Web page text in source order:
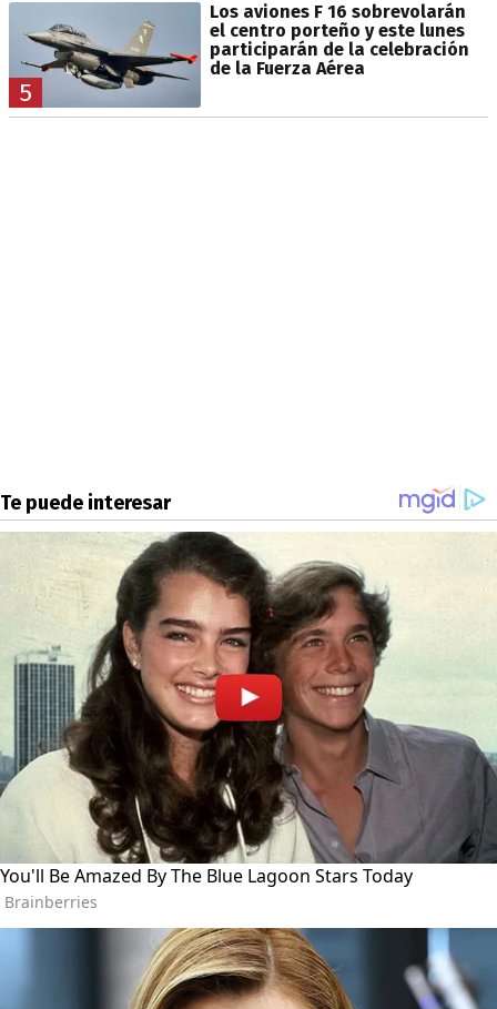
5
Los aviones F 16 sobrevolarán
el centro porteño y este lunes
participarán de la celebración
de la Fuerza Aérea